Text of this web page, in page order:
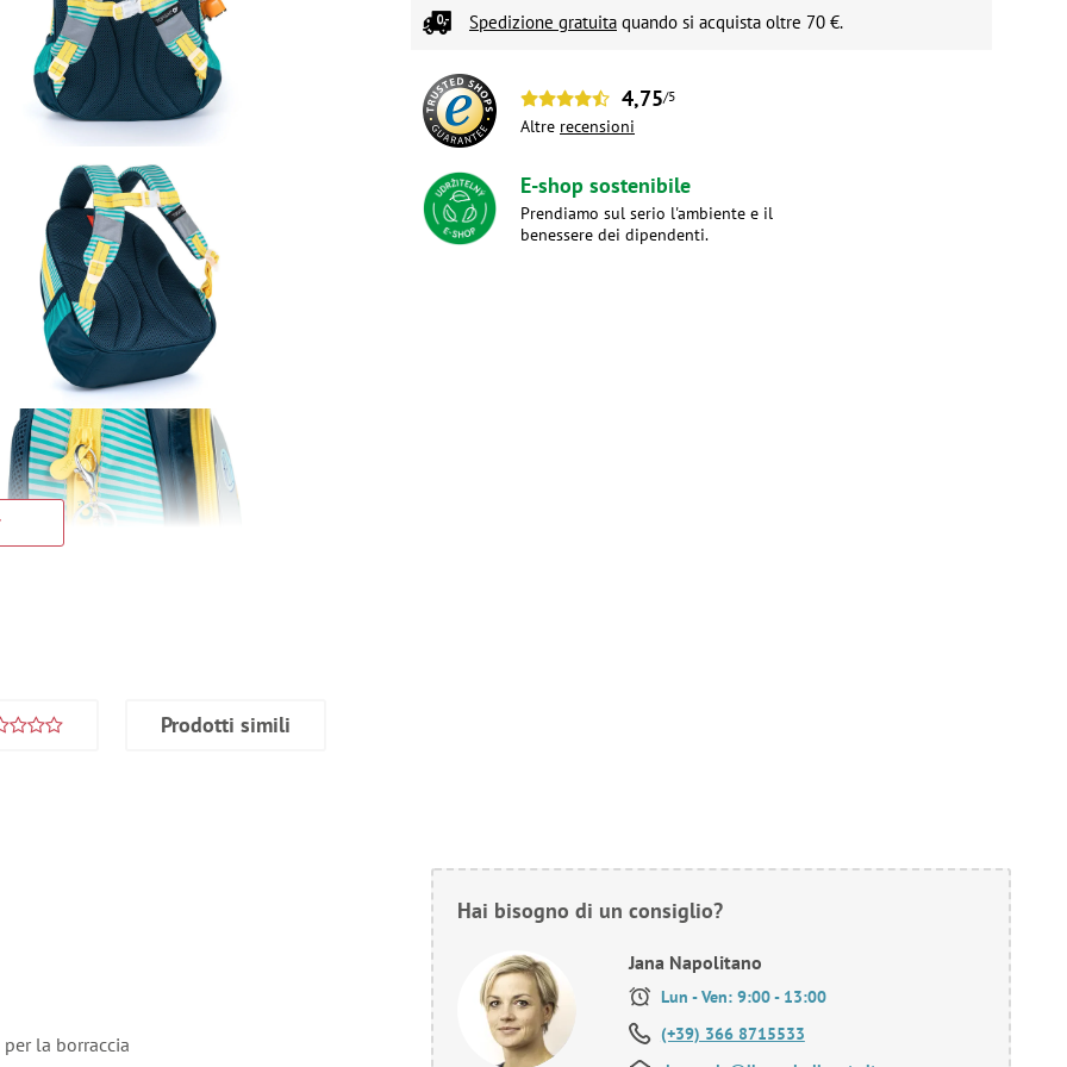
Spedizione gratuita quando si acquista oltre 70 €.
4,75/5
Altre recensioni
E-shop sostenibile
Prendiamo sul serio l'ambiente e il
benessere dei dipendenti.
Prodotti simili
la borraccia
Hai bisogno di un consiglio?
Jana Napolitano
Lun - Ven: 9:00 - 13:00
(+39) 366 8715533